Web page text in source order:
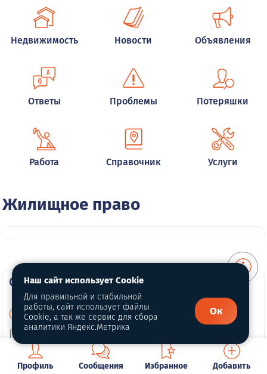
Недвижимость Новости Объявления
Ответы Проблемы Потеряшки
Работа Справочник Услуги
Жилищное право
О портале
О нас
Для правообладателей
Политика конфиденциальности
Профиль Сообщения Избранное Добавить
Наш сайт использует Cookie
Для правильной и стабильной
работы, сайт использует файлы
Cookie, а так же сервис для сбора
аналитики Яндекс.Метрика
Ок